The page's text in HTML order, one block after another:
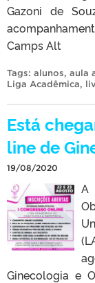
Gazoni de
Camps Alt
Tags: alunos, aula
Liga Acadêmica,
Está
line de
19/08/2020
A
Ginecologia e